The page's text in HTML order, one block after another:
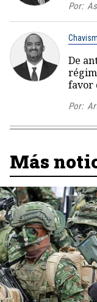
Por:
De
favor
Por:
Más